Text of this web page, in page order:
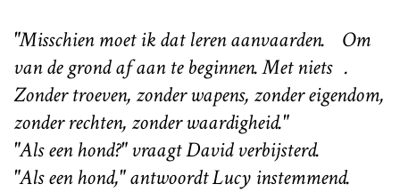
"Misschien moet ik dat leren aanvaarden. Om
van de grond af aan te beginnen. Met niets .
Zonder troeven, zonder wapens, zonder eigendom,
zonder rechten, zonder waardigheid."
"Als een hond?" vraagt David verbijsterd.
"Als een hond," antwoordt Lucy instemmend.